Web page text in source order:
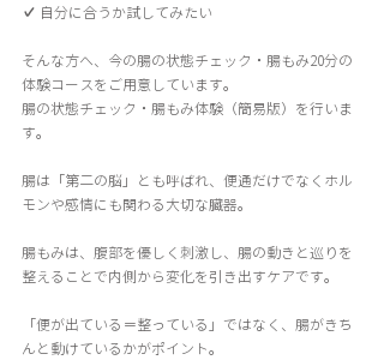
✔︎ 自分に合うか試してみたい
そんな方へ、今の腸の状態チェック・腸もみ20分の
体験コースをご用意しています。
腸の状態チェック・腸もみ体験（簡易版）を行いま
す。
腸は「第二の脳」とも呼ばれ、便通だけでなくホル
モンや感情にも関わる大切な臓器。
腸もみは、腹部を優しく刺激し、腸の動きと巡りを
整えることで内側から変化を引き出すケアです。
「便が出ている＝整っている」ではなく、腸がきち
んと動けているかがポイント。